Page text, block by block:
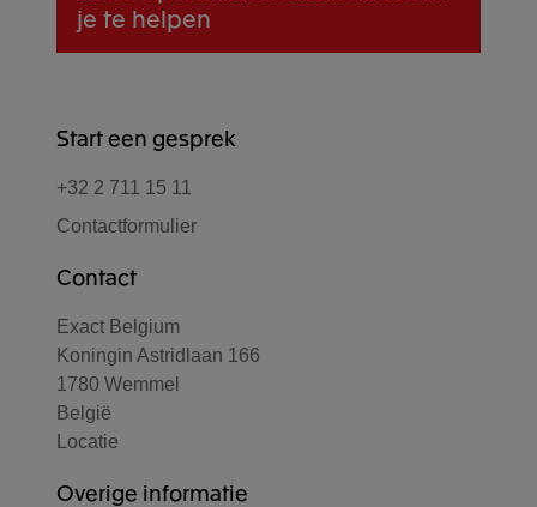
je te helpen
Start een gesprek
+32 2 711 15 11
Contactformulier
Contact
Exact Belgium
Koningin Astridlaan 166
1780 Wemmel
België
Locatie
Overige informatie